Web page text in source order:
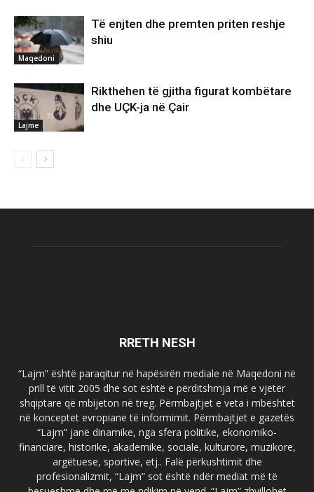
Maqedoni
Të enjten dhe premten priten reshje
shiu
Lajme
Rikthehen të gjitha figurat kombëtare
dhe UÇK-ja në Çair
RRETH NESH
“Lajm” është paraqitur në hapësirën mediale në Maqedoni në
prill të vitit 2005 dhe sot është e përditshmja më e vjetër
shqiptare që mbijeton në treg. Përmbajtjet e veta i mbështet
në konceptet evropiane të informimit. Përmbajtjet e gazetës
“Lajm” janë dinamike, nga sfera politike, ekonomiko-
financiare, historike, akademike, sociale, kulturore, muzikore,
argëtuese, sportive, etj.. Falë përkushtimit dhe
profesionalizmit, “Lajm” sot është ndër mediat më të